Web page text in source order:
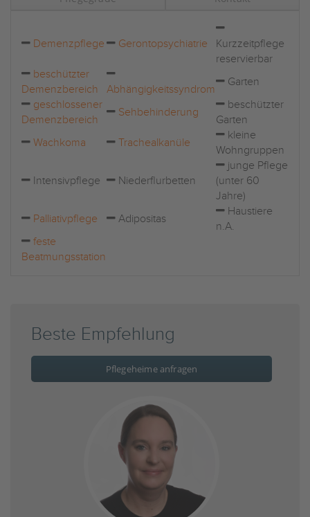
Demenzpflege Gerontopsychiatrie
Kurzzeitpflege
reservierbar
beschützter
Demenzbereich
Abhängigkeitssyndrom
Garten
geschlossener
Demenzbereich
Sehbehinderung
beschützter
Garten
Wachkoma
Trachealkanüle
kleine
Wohngruppen
Intensivpflege Niederflurbetten
junge Pflege
(unter 60
Jahre)
Palliativpflege
Adipositas
Haustiere
n.A.
feste
Beatmungsstation
Beste Empfehlung
Pflegeheime anfragen